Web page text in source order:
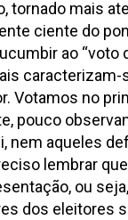
tornado mais
ciente do
ao “voto
caracterizam-
Votamos no
pouco
nem aqueles
lembrar
ou
dos eleitores